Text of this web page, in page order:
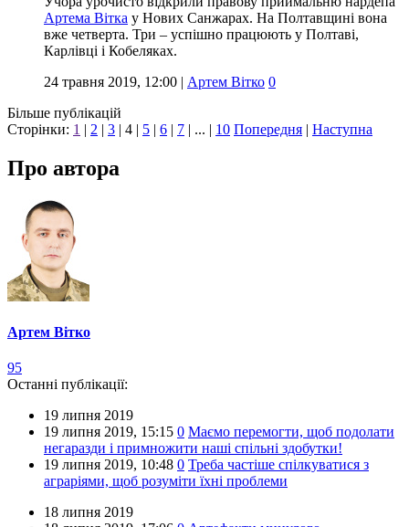
Артема Вітка у Нових Санжарах. На Полтавщині вона
вже четверта. Три – успішно працюють у Полтаві,
Карлівці і Кобеляках.
24 травня 2019, 12:00 | Артем Вітко 0
Більше публікацій
Сторінки: 1 | 2 | 3 | 4 | 5 | 6 | 7 | ... | 10 Попередня | Наступна
Про автора
Артем Вітко
95
Останні публікації:
19 липня 2019
19 липня 2019, 15:15 0 Маємо перемогти, щоб подолати
негаразди і примножити наші спільні здобутки!
19 липня 2019, 10:48 0 Треба частіше спілкуватися з
аграріями, щоб розуміти їхні проблеми
18 липня 2019